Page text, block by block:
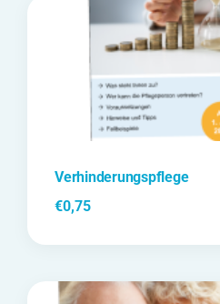
Verhinderungspflege
€0,75